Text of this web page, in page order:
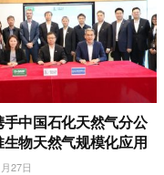
手中国石化天然气分公
物天然气规模化应用
27日